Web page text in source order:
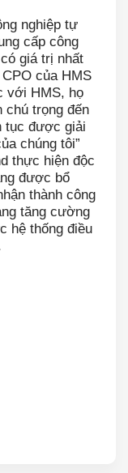
nghiệp tự
cấp công
giá trị nhất
của HMS
với HMS, họ
chú trọng đến
tục được giải
chúng tôi”
thực hiện độc
được bổ
thành công
tăng cường
hệ thống điều